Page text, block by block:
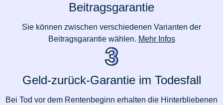
Beitragsgarantie
Sie können zwischen verschiedenen Varianten der
Beitragsgarantie wählen. Mehr Infos
Geld-zurück-Garantie im Todesfall
Bei Tod vor dem Rentenbeginn erhalten die Hinterbliebenen